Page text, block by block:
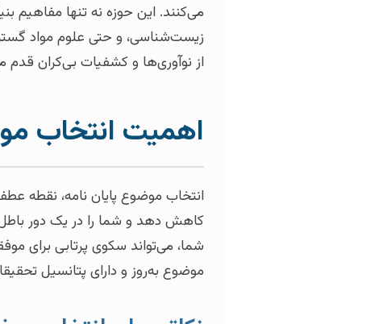
می‌کنند. این حوزه نه تنها مفاهیم
زیست‌شناسی، و حتی علوم مواد
از نوآوری‌ها و کشفیات بی‌کران قدم
اهمیت انتخاب
انتخاب موضوع پایان نامه،
کاهش دهد و شما را در یک دور باطل
شما، می‌تواند سکوی پرتابی برای
موضوع به‌روز و دارای پتانسیل